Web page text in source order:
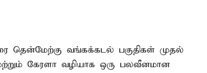
தென்மேற்கு வங்கக்கடல் பகுதிகள் முதல்
கேரளா வழியாக ஒரு பலவீனமான